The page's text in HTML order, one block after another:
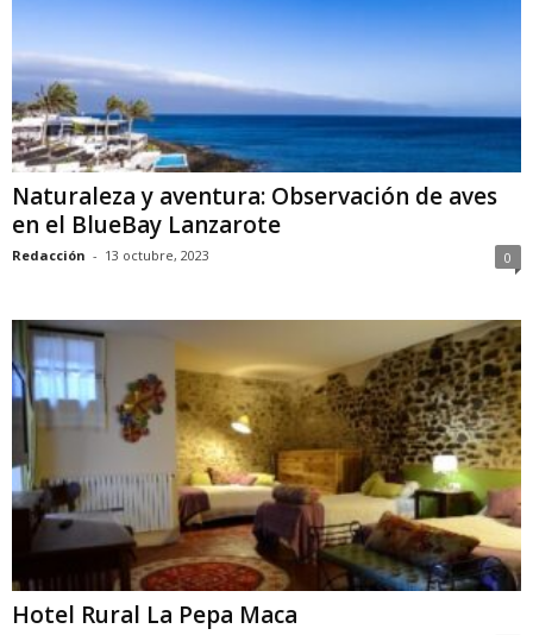
Naturaleza y aventura: Observación de aves
en el BlueBay Lanzarote
Redacción - 13 octubre, 2023 0
Hotel Rural La Pepa Maca